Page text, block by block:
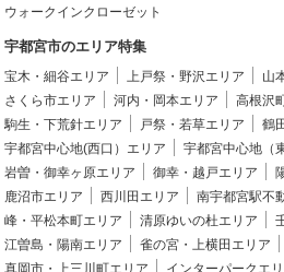
ウォークインクローゼット
宇都宮市のエリア特集
宝木・細谷エリア 上戸祭・野沢エリア
山
さくら市エリア
河内・岡本エリア
高根沢
駒生・下荒針エリア
戸祭・若草エリア
鶴
宇都宮中心地(西口）エリア
宇都宮中心地（
岩曽・御幸ヶ原エリア
御幸・越戸エリア
鹿沼市エリア
西川田エリア 南宇都宮駅不
峰・平松本町エリア
清原ゆいの杜エリア
江曽島・陽南エリア
雀の宮・上横田エリア
真岡市・上三川町エリア
インターパークエ